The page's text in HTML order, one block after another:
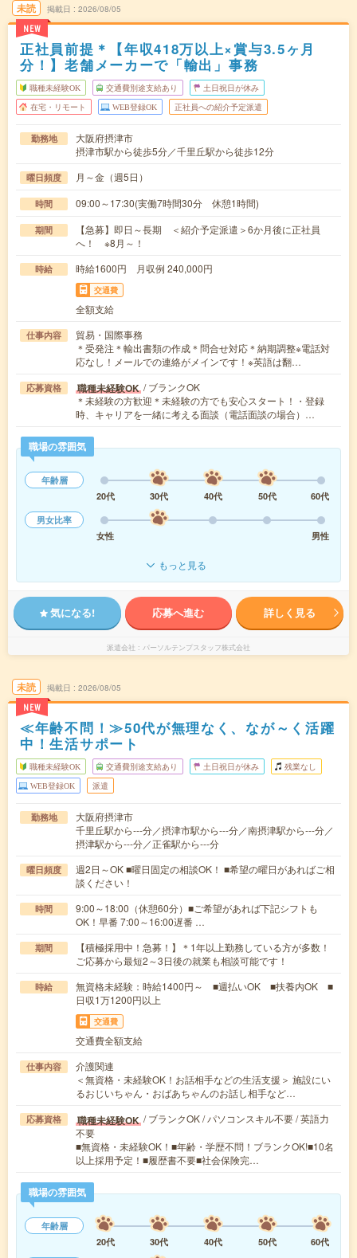
未読
NEW
掲載日 2026/08/05
正社員前提＊【年収418万以上×賞与3.5ヶ月
分！】老舗メーカーで「輸出」事務
職種未経験OK 交通費別途支給あり 土日祝日が休み
在宅・リモート WEB登録OK 正社員への紹介予定派遣
勤務地
大阪府摂津市
摂津市駅から徒歩5分／千里丘駅から徒歩12分
曜日頻度 月～金（週5日）
時間 09:00～17:30(実働7時間30分 休憩1時間)
期間
【急募】即日～長期 ＜紹介予定派遣＞6か月後に正社員
へ！ ※8月～！
時給 時給1600円 月収例 240,000円
交通費
全額支給
仕事内容
貿易・国際事務
＊受発注＊輸出書類の作成＊問合せ対応＊納期調整※電話対
応なし！メールでの連絡がメインです！※英語は翻…
応募資格 職種未経験OK / ブランクOK
＊未経験の方歓迎＊未経験の方でも安心スタート！・登録
時、キャリアを一緒に考える面談（電話面談の場合）…
職場の雰囲気
年齢層
20代
30代 40代 50代
60代
男女比率
女性
男性
もっと見る
気になる! 応募へ進む 詳しく見る
派遣会社 パーソルテンプスタッフ株式会社
未読
NEW
掲載日 2026/08/05
≪年齢不問！≫50代が無理なく、なが～く活躍
中！生活サポート
職種未経験OK 交通費別途支給あり 土日祝日が休み 残業なし
WEB登録OK 派遣
勤務地
大阪府摂津市
千里丘駅から---分／摂津市駅から---分／南摂津駅から---分／
摂津駅から---分／正雀駅から---分
曜日頻度
週2日～OK ■曜日固定の相談OK！ ■希望の曜日があればご相
談ください！
時間
9:00～18:00（休憩60分）■ご希望があれば下記シフトも
OK！早番 7:00～16:00遅番 …
期間
【積極採用中！急募！】＊1年以上勤務している方が多数！
ご応募から最短2～3日後の就業も相談可能です！
時給
無資格未経験：時給1400円～ ■週払いOK ■扶養内OK ■
日収1万1200円以上
交通費
交通費全額支給
仕事内容
介護関連
＜無資格・未経験OK！お話相手などの生活支援＞ 施設にい
るおじいちゃん・おばあちゃんのお話し相手など…
応募資格 職種未経験OK / ブランクOK / パソコンスキル不要 / 英語力
不要
■無資格・未経験OK！■年齢・学歴不問！ブランクOK!■10名
以上採用予定！■履歴書不要■社会保険完…
職場の雰囲気
年齢層
20代
30代 40代 50代 60代